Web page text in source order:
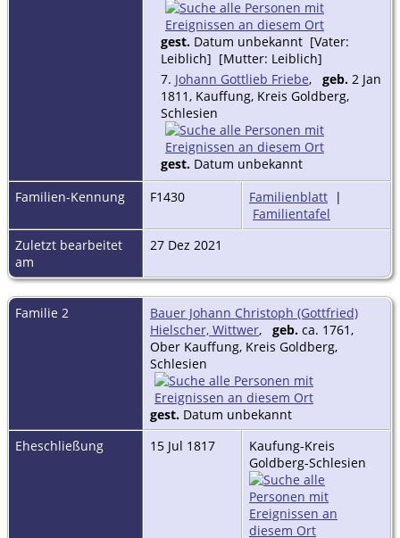
gest. Datum unbekannt [Vater:
Leiblich] [Mutter: Leiblich]
7. Johann Gottlieb Friebe, geb. 2 Jan
1811, Kauffung, Kreis Goldberg,
Schlesien
gest. Datum unbekannt
Familien-Kennung
F1430 Familienblatt |
Familientafel
Zuletzt bearbeitet
am
27 Dez 2021
Familie 2
Bauer Johann Christoph (Gottfried)
Hielscher, Wittwer, geb. ca. 1761,
Ober Kauffung, Kreis Goldberg,
Schlesien
gest. Datum unbekannt
Eheschließung
15 Jul 1817
Kaufung-Kreis
Goldberg-Schlesien